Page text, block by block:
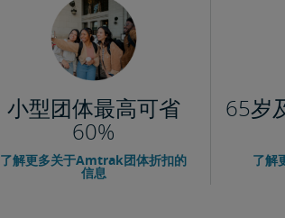
小型团体最高可省
60%
了解更多关于Amtrak团体折扣的
信息
65岁
了解